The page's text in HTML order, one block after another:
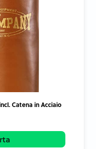
Catena in Acciaio